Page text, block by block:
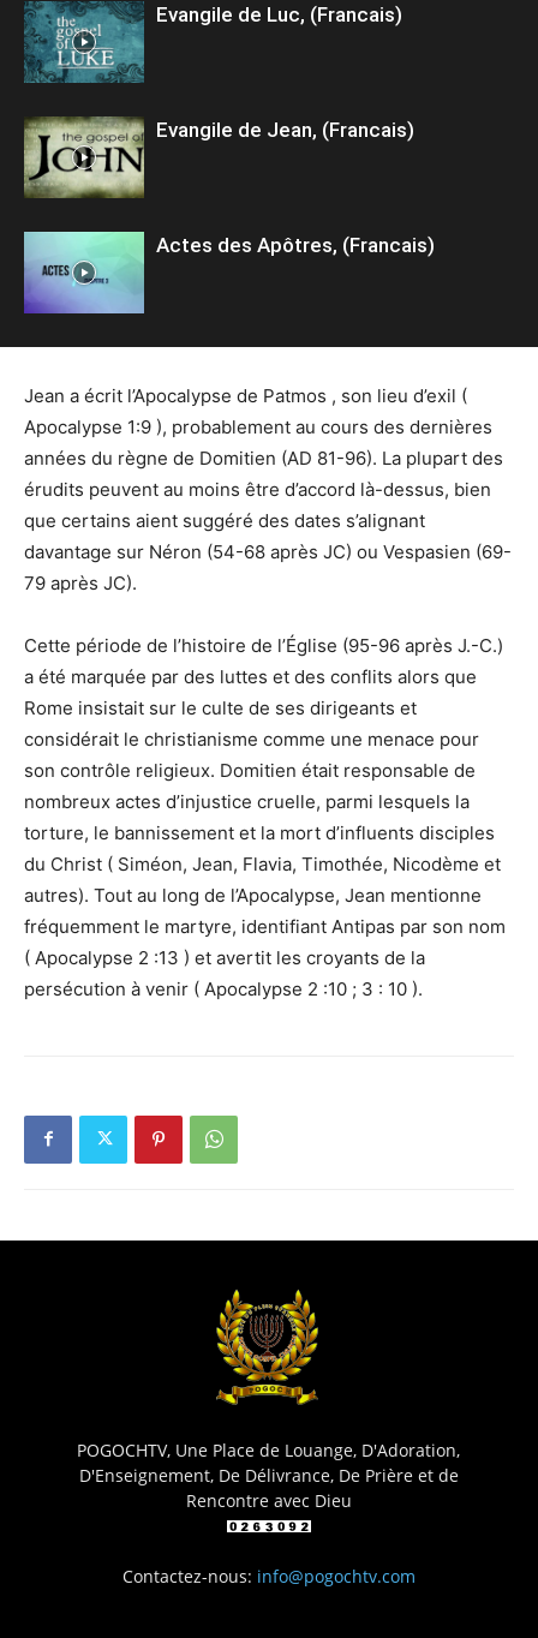
Evangile de Luc, (Francais)
Evangile de Jean, (Francais)
Actes des Apôtres, (Francais)
Jean a écrit l’Apocalypse de Patmos , son lieu d’exil (
Apocalypse 1:9 ), probablement au cours des dernières
années du règne de Domitien (AD 81-96). La plupart des
érudits peuvent au moins être d’accord là-dessus, bien
que certains aient suggéré des dates s’alignant
davantage sur Néron (54-68 après JC) ou Vespasien (69-
79 après JC).
Cette période de l’histoire de l’Église (95-96 après J.-C.)
a été marquée par des luttes et des conflits alors que
Rome insistait sur le culte de ses dirigeants et
considérait le christianisme comme une menace pour
son contrôle religieux. Domitien était responsable de
nombreux actes d’injustice cruelle, parmi lesquels la
torture, le bannissement et la mort d’influents disciples
du Christ ( Siméon, Jean, Flavia, Timothée, Nicodème et
autres). Tout au long de l’Apocalypse, Jean mentionne
fréquemment le martyre, identifiant Antipas par son nom
( Apocalypse 2 :13 ) et avertit les croyants de la
persécution à venir ( Apocalypse 2 :10 ; 3 : 10 ).
POGOCHTV, Une Place de Louange, D'Adoration,
D'Enseignement, De Délivrance, De Prière et de
Rencontre avec Dieu
Contactez-nous: info@pogochtv.com